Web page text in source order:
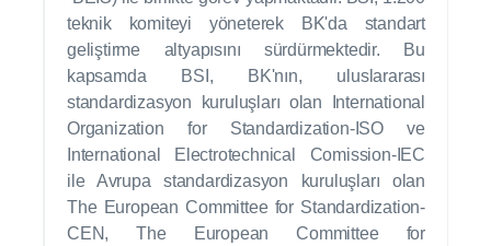
teknik komiteyi yöneterek BK'da standart
geliştirme altyapısını sürdürmektedir. Bu
kapsamda BSI, BK'nın, uluslararası
standardizasyon kuruluşları olan International
Organization for Standardization-ISO ve
International Electrotechnical Comission-IEC
ile Avrupa standardizasyon kuruluşları olan
The European Committee for Standardization-
CEN, The European Committee for